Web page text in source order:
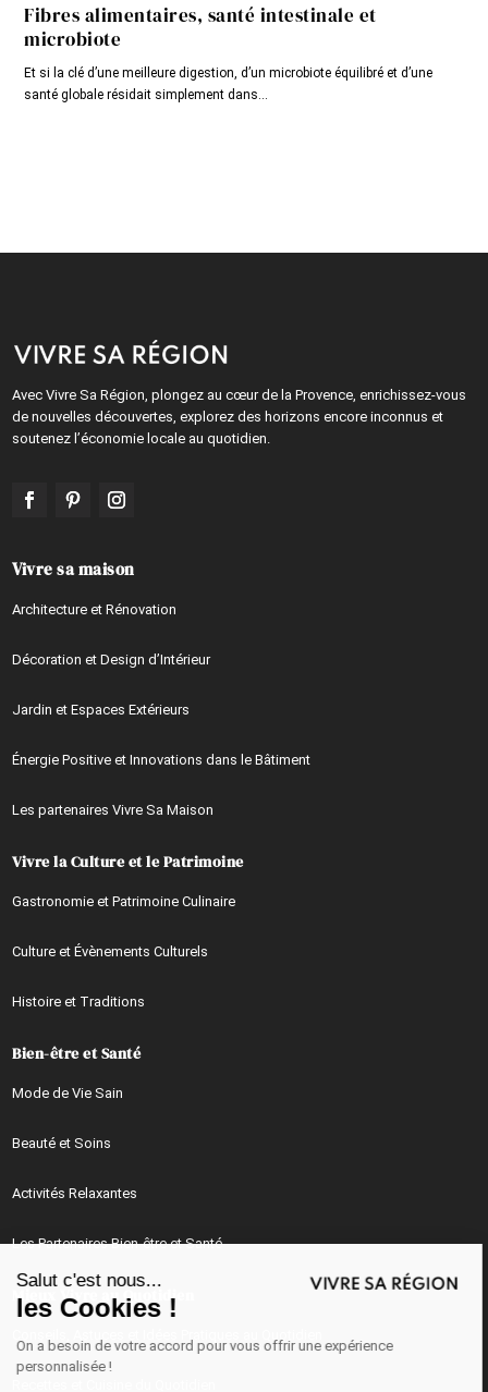
Salut c'est nous...
les Cookies !
On a besoin de votre accord pour vous offrir une expérience
personnalisée !
Fibres alimentaires, santé intestinale et
microbiote
Et si la clé d’une meilleure digestion, d’un microbiote équilibré et d’une
santé globale résidait simplement dans...
Avec Vivre Sa Région, plongez au cœur de la Provence, enrichissez-vous
de nouvelles découvertes, explorez des horizons encore inconnus et
soutenez l’économie locale au quotidien.
Vivre sa maison
Architecture et Rénovation
Décoration et Design d’Intérieur
Jardin et Espaces Extérieurs
Énergie Positive et Innovations dans le Bâtiment
Les partenaires Vivre Sa Maison
Vivre la Culture et le Patrimoine
Gastronomie et Patrimoine Culinaire
Culture et Évènements Culturels
Histoire et Traditions
Bien-être et Santé
Mode de Vie Sain
Beauté et Soins
Activités Relaxantes
Les Partenaires Bien-être et Santé
Mieux Vivre au Quotidien